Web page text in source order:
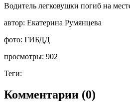
Водитель легковушки погиб на
автор: Екатерина Румянцева
фото: ГИБДД
просмотры: 902
Теги:
Комментарии (0)